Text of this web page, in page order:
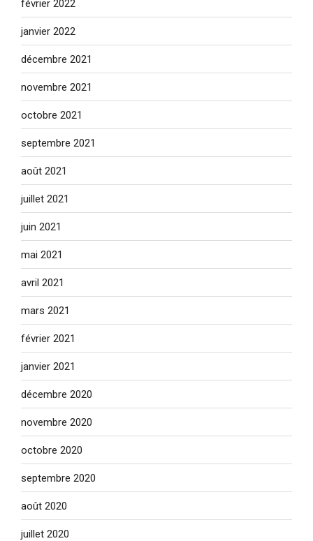
février 2022
janvier 2022
décembre 2021
novembre 2021
octobre 2021
septembre 2021
août 2021
juillet 2021
juin 2021
mai 2021
avril 2021
mars 2021
février 2021
janvier 2021
décembre 2020
novembre 2020
octobre 2020
septembre 2020
août 2020
juillet 2020